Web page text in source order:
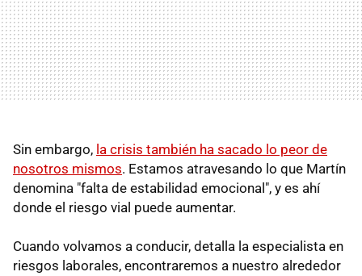
Sin embargo, la crisis también ha sacado lo peor de
nosotros mismos. Estamos atravesando lo que Martín
denomina "falta de estabilidad emocional", y es ahí
donde el riesgo vial puede aumentar.
Cuando volvamos a conducir, detalla la especialista en
riesgos laborales, encontraremos a nuestro alrededor